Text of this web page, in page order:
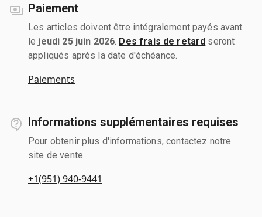
Paiement
Les articles doivent être intégralement payés avant
le jeudi 25 juin 2026 Des frais de retard seront
appliqués après la date d'échéance.
Paiements
Informations supplémentaires requises
Pour obtenir plus d'informations, contactez notre
site de vente.
+1(951) 940-9441